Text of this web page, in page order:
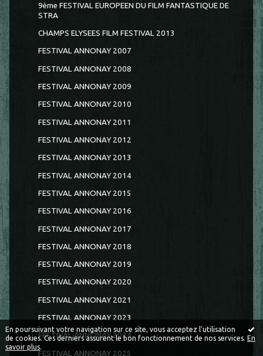
En poursuivant votre navigation sur ce site, vous acceptez l'utilisation
de cookies. Ces derniers assurent le bon fonctionnement de nos services. En
savoir plus.
9ème FESTIVAL EUROPEEN DU FILM FANTASTIQUE DE
STRA
CHAMPS ELYSEES FILM FESTIVAL 2013
FESTIVAL ANNONAY 2007
FESTIVAL ANNONAY 2008
FESTIVAL ANNONAY 2009
FESTIVAL ANNONAY 2010
FESTIVAL ANNONAY 2011
FESTIVAL ANNONAY 2012
FESTIVAL ANNONAY 2013
FESTIVAL ANNONAY 2014
FESTIVAL ANNONAY 2015
FESTIVAL ANNONAY 2016
FESTIVAL ANNONAY 2017
FESTIVAL ANNONAY 2018
FESTIVAL ANNONAY 2019
FESTIVAL ANNONAY 2020
FESTIVAL ANNONAY 2021
FESTIVAL ANNONAY 2023
FESTIVAL ANNONAY 2024
FESTIVAL ANNONAY 2025